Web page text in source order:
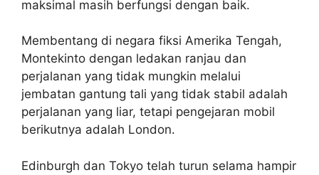
maksimal masih berfungsi dengan baik.
Membentang di negara fiksi Amerika Tengah,
Montekinto dengan ledakan ranjau dan
perjalanan yang tidak mungkin melalui
jembatan gantung tali yang tidak stabil adalah
perjalanan yang liar, tetapi pengejaran mobil
berikutnya adalah London.
Edinburgh dan Tokyo telah turun selama hampir